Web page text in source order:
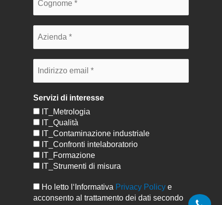
Servizi di interesse
IT_Metrologia
IT_Qualità
IT_Contaminazione industriale
IT_Confronti intelaboratorio
IT_Formazione
IT_Strumenti di misura
Ho letto l‘Informativa Privacy Policy e
acconsento al trattamento dei dati secondo